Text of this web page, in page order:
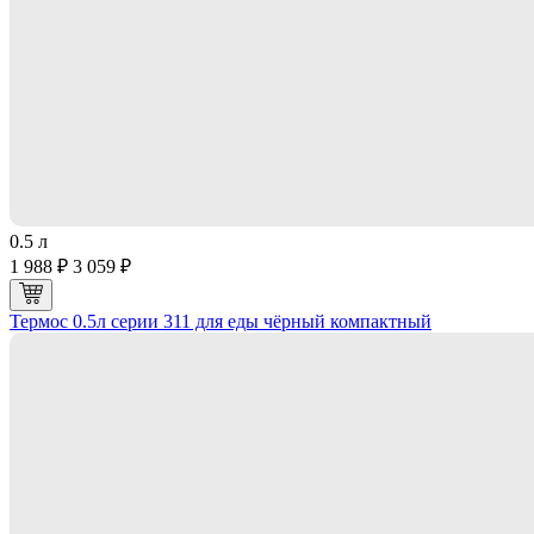
0.5 л
1 988 ₽ 3 059 ₽
Термос 0.5л серии 311 для еды чёрный компактный